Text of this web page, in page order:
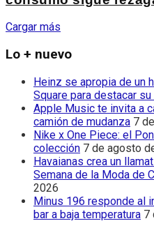
Cargar más
Lo + nuevo
Heinz se apropia de un
Square para destacar
Apple Music te invita a
camión de mudanza 7
Nike x One Piece: el
colección 7 de agosto
Havaianas crea un
Semana de la Moda de
2026
Minus 196 responde al
bar a baja temperatura 7